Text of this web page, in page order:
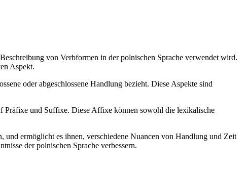
von Verbformen in der polnischen Sprache verwendet wird.
Aspekt.
oder abgeschlossene Handlung bezieht. Diese Aspekte sind
Präfixe und Suffixe. Diese Affixe können sowohl die lexikalische
und ermöglicht es ihnen, verschiedene Nuancen von Handlung und Zeit
der polnischen Sprache verbessern.